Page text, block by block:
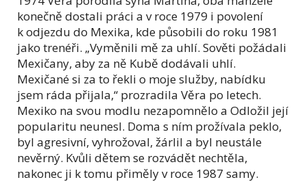
konečně dostali práci a v roce 1979 i povolení
k odjezdu do Mexika, kde působili do roku 1981
jako trenéři. „Vyměnili mě za uhlí. Sověti požádali
Mexičany, aby za ně Kubě dodávali uhlí.
Mexičané si za to řekli o moje služby, nabídku
jsem ráda přijala,“ prozradila Věra po letech.
Mexiko na svou modlu nezapomnělo a Odložil její
popularitu neunesl. Doma s ním prožívala peklo,
byl agresivní, vyhrožoval, žárlil a byl neustále
nevěrný. Kvůli dětem se rozvádět nechtěla,
nakonec ji k tomu přiměly v roce 1987 samy.